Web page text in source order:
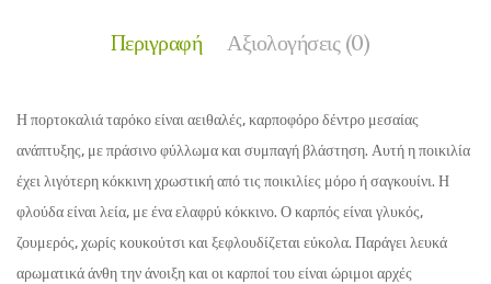
Περιγραφή Αξιολογήσεις (0)
Η πορτοκαλιά ταρόκο είναι αειθαλές, καρποφόρο δέντρο μεσαίας
ανάπτυξης, με πράσινο φύλλωμα και συμπαγή βλάστηση. Αυτή η ποικιλία
έχει λιγότερη κόκκινη χρωστική από τις ποικιλίες μόρο ή σαγκουίνι. Η
φλούδα είναι λεία, με ένα ελαφρύ κόκκινο. Ο καρπός είναι γλυκός,
ζουμερός, χωρίς κουκούτσι και ξεφλουδίζεται εύκολα. Παράγει λευκά
αρωματικά άνθη την άνοιξη και οι καρποί του είναι ώριμοι αρχές